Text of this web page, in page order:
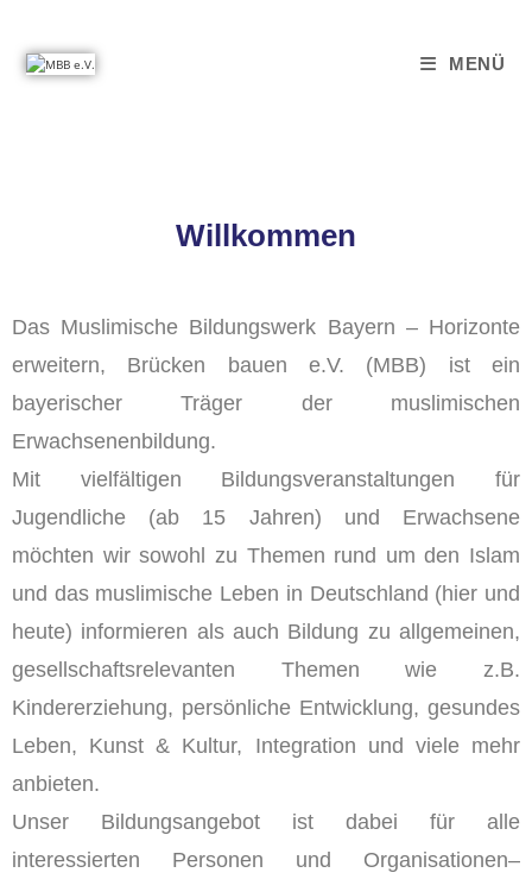
MENÜ
Willkommen
Das Muslimische Bildungswerk Bayern – Horizonte
erweitern, Brücken bauen e.V. (MBB) ist ein
bayerischer Träger der muslimischen
Erwachsenenbildung.
Mit vielfältigen Bildungsveranstaltungen für
Jugendliche (ab 15 Jahren) und Erwachsene
möchten wir sowohl zu Themen rund um den Islam
und das muslimische Leben in Deutschland (hier und
heute) informieren als auch Bildung zu allgemeinen,
gesellschaftsrelevanten Themen wie z.B.
Kindererziehung, persönliche Entwicklung, gesundes
Leben, Kunst & Kultur, Integration und viele mehr
anbieten.
Unser Bildungsangebot ist dabei für alle
interessierten Personen und Organisationen–